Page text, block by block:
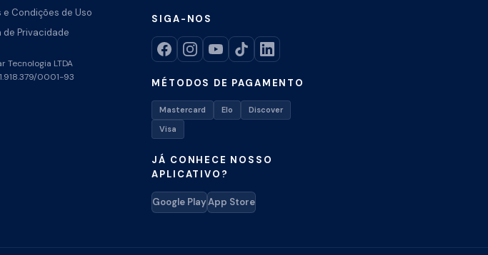
e Condições de Uso
de Privacidade
Tecnologia LTDA
0001-93
SIGA-NOS
MÉTODOS DE PAGAMENTO
Mastercard Elo
Discover
Visa
JÁ CONHECE NOSSO
APLICATIVO?
Google PlayApp Store